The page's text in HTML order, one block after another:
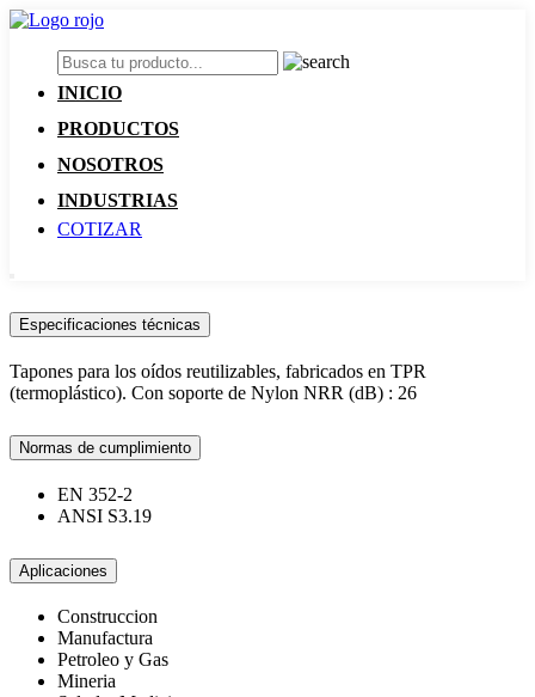
INICIO
PRODUCTOS
NOSOTROS
INDUSTRIAS
COTIZAR
Especificaciones técnicas
Tapones para los oídos reutilizables, fabricados en TPR
(termoplástico). Con soporte de Nylon NRR (dB) : 26
Normas de cumplimiento
EN 352-2
ANSI S3.19
Aplicaciones
Construccion
Manufactura
Petroleo y Gas
Mineria